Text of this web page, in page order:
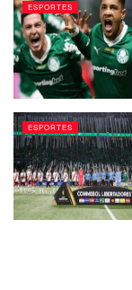
ESPORTES
ESPORTES